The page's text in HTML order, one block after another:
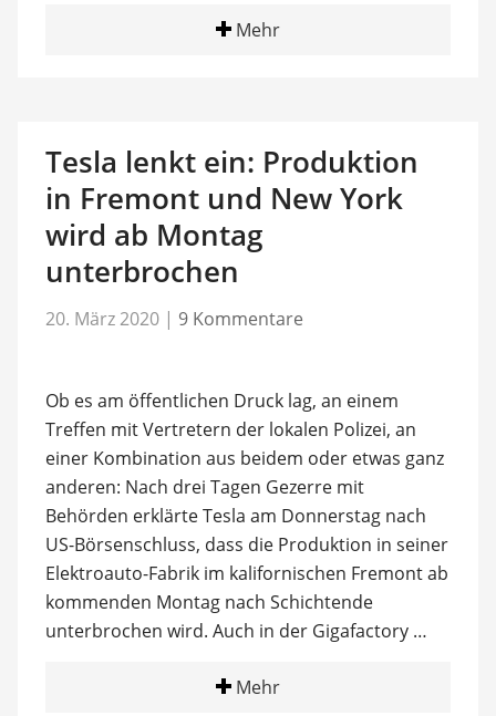
Mehr
Tesla lenkt ein: Produktion
in Fremont und New York
wird ab Montag
unterbrochen
20. März 2020 | 9 Kommentare
Ob es am öffentlichen Druck lag, an einem
Treffen mit Vertretern der lokalen Polizei, an
einer Kombination aus beidem oder etwas ganz
anderen: Nach drei Tagen Gezerre mit
Behörden erklärte Tesla am Donnerstag nach
US-Börsenschluss, dass die Produktion in seiner
Elektroauto-Fabrik im kalifornischen Fremont ab
kommenden Montag nach Schichtende
unterbrochen wird. Auch in der Gigafactory …
Mehr